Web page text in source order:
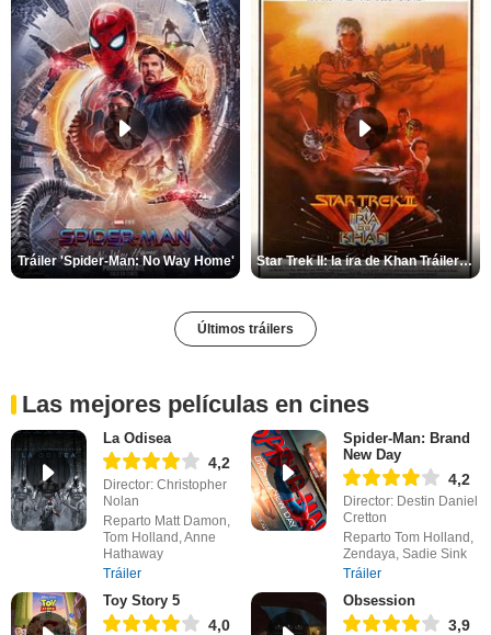
Tráiler 'Spider-Man: No Way Home' Star Trek II: la ira de Khan Tráiler VO
Últimos tráilers
Las mejores películas en cines
La Odisea
4,2
Director: Christopher
Nolan
Reparto Matt Damon,
Tom Holland, Anne
Hathaway
Tráiler
Spider-Man: Brand
New Day
4,2
Director: Destin Daniel
Cretton
Reparto Tom Holland,
Zendaya, Sadie Sink
Tráiler
Toy Story 5
4,0
Obsession
3,9